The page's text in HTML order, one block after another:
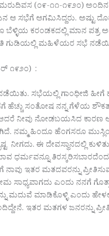
(೦೯-೧೧-೧೯೨೦)
ಆ ಸಭೆಗೆ ಆಗಮಿಸಿದ್ದರು. ಅಷ್ಟು
ಕರಂಡಕದಲ್ಲಿ ಮಾನ ಪತ್ರ
ಗುಡಿಯಲ್ಲಿ ಮಹಿಳೆಯರ ಸಭೆ
೧೯೨೦) :
ಸಭೆಯಲ್ಲಿ ಗಾಂಧೀಜಿ ಹೀಗೆ
ಹೆಚ್ಚು ಸಂತೋಷ ನನ್ನ ಗೆಳೆಯ
ಆದರೆ ನೀವು ನೋಡಬಯಸಿದ
ನಮ್ಮ ಹಿಂದೂ ಹೆಂಗಸರೂ
ನೀಗದು. ಈ ದೇವಸ್ಥಾನದಲ್ಲಿ
ಧರ್ಮವನ್ನೂ
ಇತರ ಮತದವರನ್ನು
ಸಾಧ್ಯವಾಗದು ಎಂದು ನನಗೆ
ಮಾಡಿಕೊಳ್ಳಿ ಎಂದು
ಇತರ ಮತಗಳ ಜನರನ್ನು